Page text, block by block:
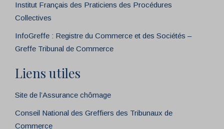
Institut Français des Praticiens des Procédures
Collectives
InfoGreffe : Registre du Commerce et des Sociétés –
Greffe Tribunal de Commerce
Liens utiles
Site de l’Assurance chômage
Conseil National des Greffiers des Tribunaux de
Commerce